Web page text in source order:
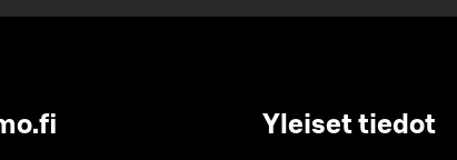
Yleiset tiedot